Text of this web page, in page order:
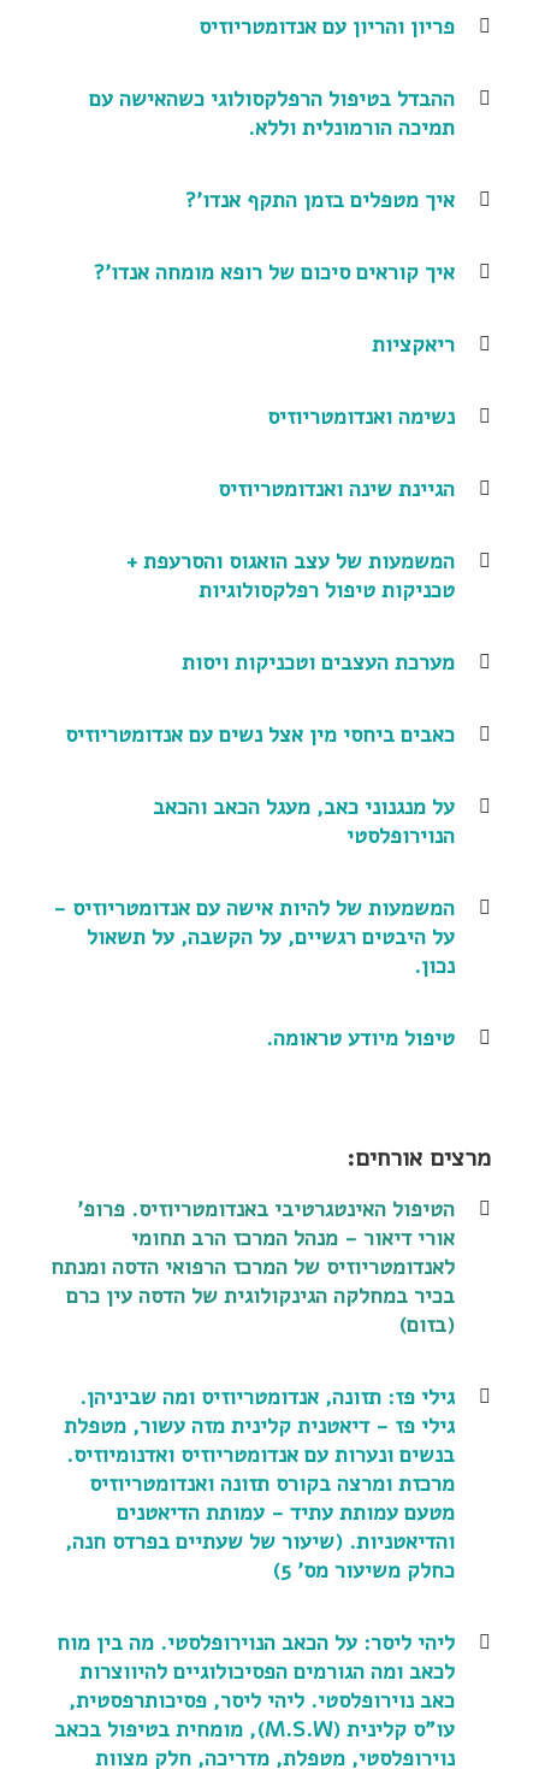
פריון והריון עם אנדומטריוזיס
ההבדל בטיפול הרפלקסולוגי כשהאישה עם
תמיכה הורמונלית וללא.
איך מטפלים בזמן התקף אנדו'?
איך קוראים סיכום של רופא מומחה אנדו'?
ריאקציות
נשימה ואנדומטריוזיס
הגיינת שינה ואנדומטריוזיס
המשמעות של עצב הואגוס והסרעפת +
טכניקות טיפול רפלקסולוגיות
מערכת העצבים וטכניקות ויסות
כאבים ביחסי מין אצל נשים עם אנדומטריוזיס
על מנגנוני כאב, מעגל הכאב והכאב
הנוירופלסטי
המשמעות של להיות אישה עם אנדומטריוזיס -
על היבטים רגשיים, על הקשבה, על תשאול
נכון.
טיפול מיודע טראומה.
מרצים אורחים:
הטיפול האינטגרטיבי באנדומטריוזיס. פרופ'
אורי דיאור - מנהל המרכז הרב תחומי
לאנדומטריוזיס של המרכז הרפואי הדסה ומנתח
בכיר במחלקה הגינקולוגית של הדסה עין כרם
(בזום)
גילי פז: תזונה, אנדומטריוזיס ומה שביניהן.
גילי פז - דיאטנית קלינית מזה עשור, מטפלת
בנשים ונערות עם אנדומטריוזיס ואדנומיוזיס.
מרכזת ומרצה בקורס תזונה ואנדומטריוזיס
מטעם עמותת עתיד - עמותת הדיאטנים
והדיאטניות. (שיעור של שעתיים בפרדס חנה,
כחלק משיעור מס' 5)
ליהי ליסר: על הכאב הנוירופלסטי. מה בין מוח
לכאב ומה הגורמים הפסיכולוגיים להיווצרות
כאב נוירופלסטי. ליהי ליסר, פסיכותרפסטית,
עו"ס קלינית (M.S.W), מומחית בטיפול בכאב
נוירופלסטי, מטפלת, מדריכה, חלק מצוות